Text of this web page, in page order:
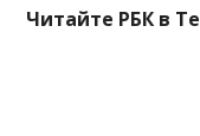
Читайте РБК в